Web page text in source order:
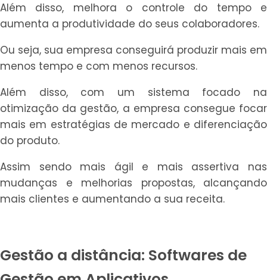
Além disso, melhora o controle do tempo e
aumenta a produtividade do seus colaboradores.
Ou seja, sua empresa conseguirá produzir mais em
menos tempo e com menos recursos.
Além disso, com um sistema focado na
otimização da gestão, a empresa consegue focar
mais em estratégias de mercado e diferenciação
do produto.
Assim sendo mais ágil e mais assertiva nas
mudanças e melhorias propostas, alcançando
mais clientes e aumentando a sua receita.
Gestão a distância: Softwares de